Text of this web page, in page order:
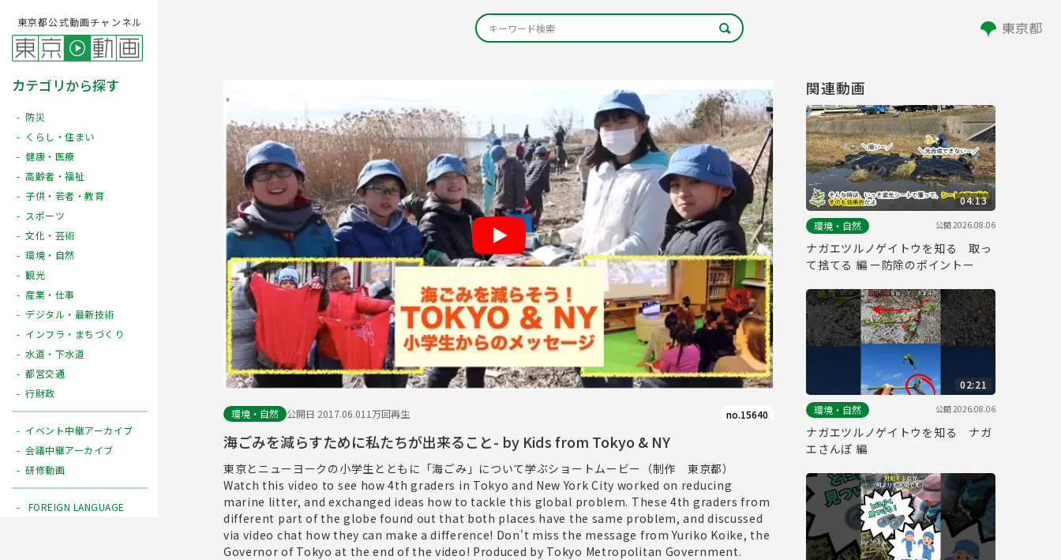
東京都公式動画チャンネル
カテゴリから探す
防災
くらし・住まい
健康・医療
高齢者・福祉
子供・若者・教育
スポーツ
文化・芸術
環境・自然
観光
産業・仕事
デジタル・最新技術
インフラ・まちづくり
水道・下水道
都営交通
行財政
イベント中継アーカイブ
会議中継アーカイブ
研修動画
FOREIGN LANGUAGE
Play
環境・自然 公開日 2017.06.01 1万回再生 no.15640
海ごみを減らすために私たちが出来ること- by Kids from Tokyo & NY
東京とニューヨークの小学生とともに「海ごみ」について学ぶショートムービー（制作 東京都）
Watch this video to see how 4th graders in Tokyo and New York City worked on reducing
marine litter, and exchanged ideas how to tackle this global problem. These 4th graders from
different part of the globe found out that both places have the same problem, and discussed
via video chat how they can make a difference! Don't miss the message from Yuriko Koike, the
Governor of Tokyo at the end of the video! Produced by Tokyo Metropolitan Government.
関連動画
04:13
環境・自然
公開2026.08.06
ナガエツルノゲイトウを知る 取っ
て捨てる 編 ー防除のポイントー
02:21
環境・自然
公開2026.08.06
ナガエツルノゲイトウを知る ナガ
エさんぽ 編